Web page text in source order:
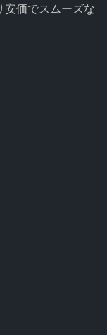
安価でスムーズな